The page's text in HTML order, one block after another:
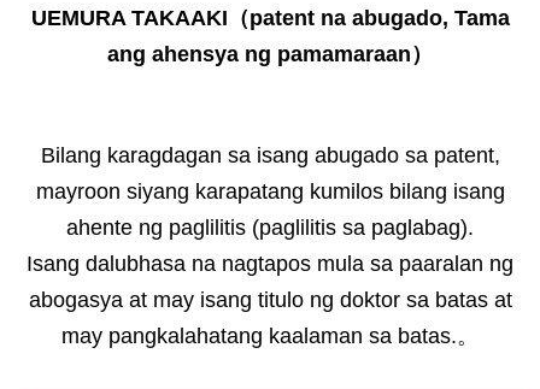
UEMURA TAKAAKI（patent na abugado, Tama
ang ahensya ng pamamaraan）
Bilang karagdagan sa isang abugado sa patent,
mayroon siyang karapatang kumilos bilang isang
ahente ng paglilitis (paglilitis sa paglabag).
Isang dalubhasa na nagtapos mula sa paaralan ng
abogasya at may isang titulo ng doktor sa batas at
may pangkalahatang kaalaman sa batas.。